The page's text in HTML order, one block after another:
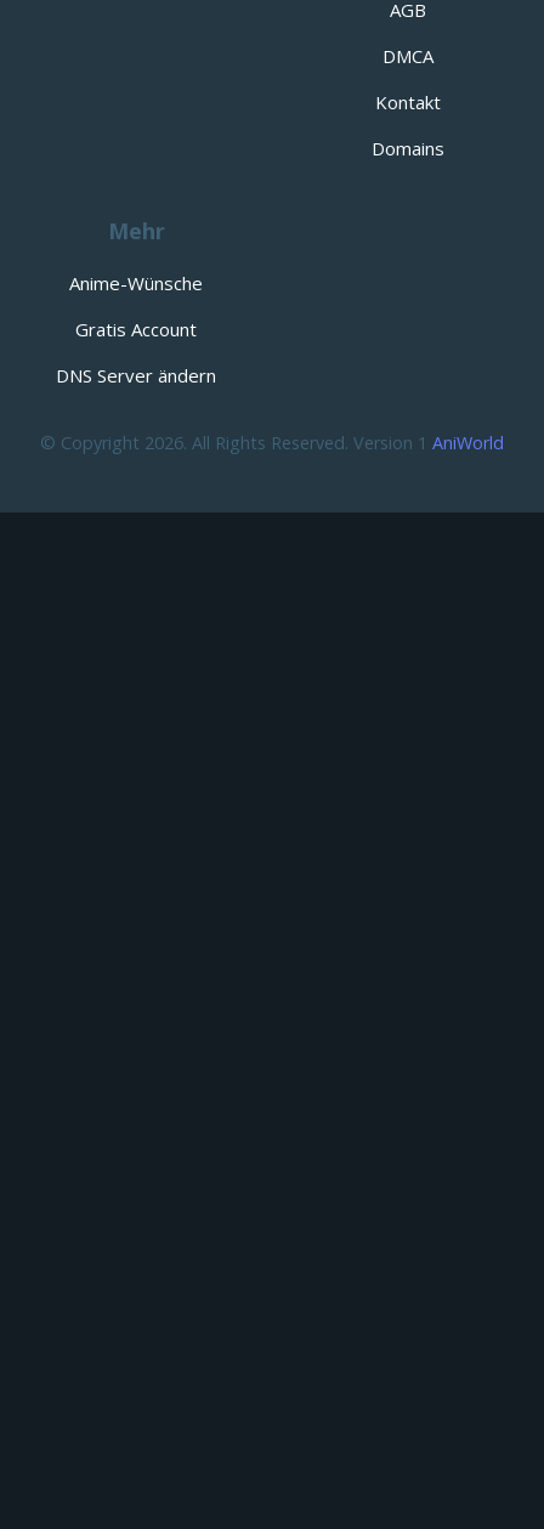
AGB
DMCA
Kontakt
Domains
Mehr
Anime-Wünsche
Gratis Account
DNS Server ändern
© Copyright 2026. All Rights Reserved. Version 1 AniWorld